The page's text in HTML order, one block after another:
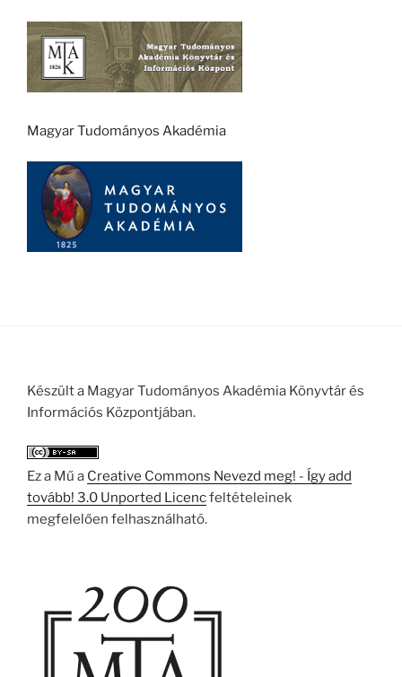
Magyar Tudományos Akadémia
Készült a Magyar Tudományos Akadémia Könyvtár és
Információs Központjában.
Ez a Mű a Creative Commons Nevezd meg! - Így add
tovább! 3.0 Unported Licencfeltételeinek
megfelelően felhasználható.